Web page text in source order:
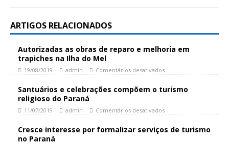
ARTIGOS RELACIONADOS
Autorizadas as obras de reparo e melhoria em
trapiches na Ilha do Mel
19/08/2019 admin Comentários desativados
Santuários e celebrações compõem o turismo
religioso do Paraná
11/07/2019 admin Comentários desativados
Cresce interesse por formalizar serviços de turismo
no Paraná